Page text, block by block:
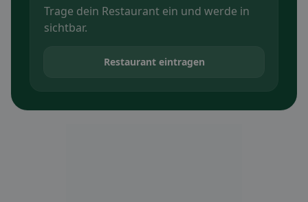
Trage dein Restaurant ein und werde in
sichtbar.
Restaurant eintragen